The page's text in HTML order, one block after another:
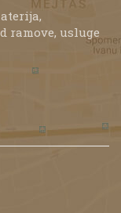
ramove, usluge